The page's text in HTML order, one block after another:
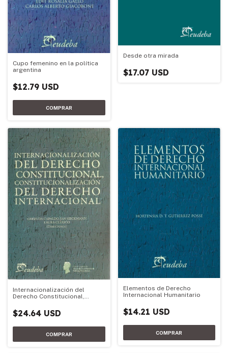
Cupo femenino en la política
argentina
$12.79 USD
Desde otra mirada
$17.07 USD
Internacionalización del
Derecho Constitucional,
Derecho Internacional
$24.64 USD
Elementos de Derecho
Internacional Humanitario
$14.21 USD